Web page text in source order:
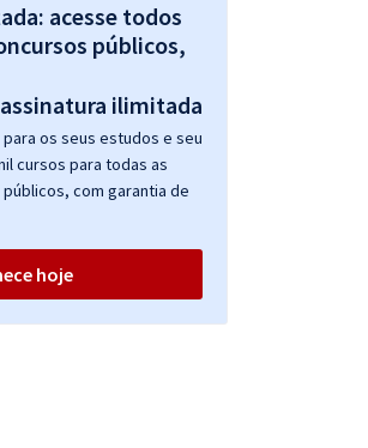
acesse todos
públicos,
os seus estudos e seu
cursos para todas as
com garantia de
hoje